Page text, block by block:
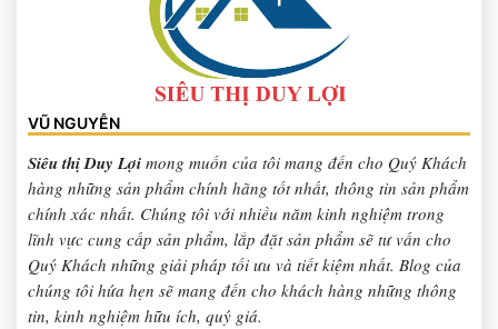
VŨ NGUYỄN
Siêu thị Duy Lợi mong muốn của tôi mang đến cho Quý Khách
hàng những sản phẩm chính hãng tốt nhất, thông tin sản phẩm
chính xác nhất. Chúng tôi với nhiều năm kinh nghiệm trong
lĩnh vực cung cấp sản phẩm, lắp đặt sản phẩm sẽ tư vấn cho
Quý Khách những giải pháp tối ưu và tiết kiệm nhất. Blog của
chúng tôi hứa hẹn sẽ mang đến cho khách hàng những thông
tin, kinh nghiệm hữu ích, quý giá.